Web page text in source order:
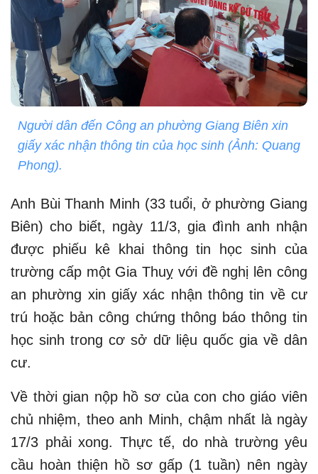
Người dân đến Công an phường Giang Biên xin
giấy xác nhận thông tin của học sinh (Ảnh: Quang
Phong).
Anh Bùi Thanh Minh (33 tuổi, ở phường Giang
Biên) cho biết, ngày 11/3, gia đình anh nhận
được phiếu kê khai thông tin học sinh của
trường cấp một Gia Thuỵ với đề nghị lên công
an phường xin giấy xác nhận thông tin về cư
trú hoặc bản công chứng thông báo thông tin
học sinh trong cơ sở dữ liệu quốc gia về dân
cư.
Về thời gian nộp hồ sơ của con cho giáo viên
chủ nhiệm, theo anh Minh, chậm nhất là ngày
17/3 phải xong. Thực tế, do nhà trường yêu
cầu hoàn thiện hồ sơ gấp (1 tuần) nên ngày